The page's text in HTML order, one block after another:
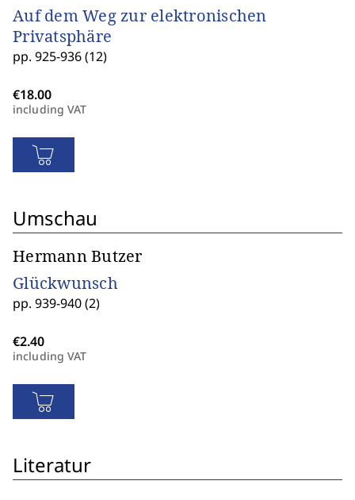
Auf dem Weg zur elektronischen
Privatsphäre
pp. 925-936 (12)
including VAT
Umschau
Hermann Butzer
Glückwunsch
pp. 939-940 (2)
including VAT
Literatur